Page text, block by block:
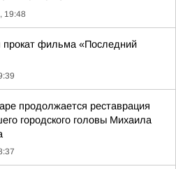
19:48
прокат фильма «Последний
продолжается реставрация
городского головы Михаила